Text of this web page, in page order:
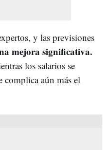
y las previsiones
mejora significativa.
los salarios se
complica aún más el